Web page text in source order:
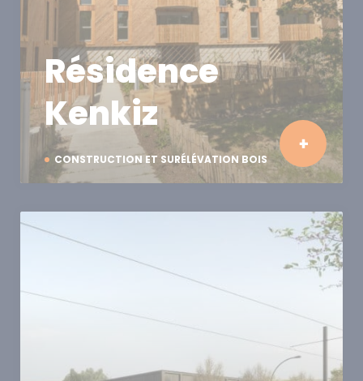
CONSTRUCTION ET SURÉLÉVATION BOIS
Résidence
Kenkiz